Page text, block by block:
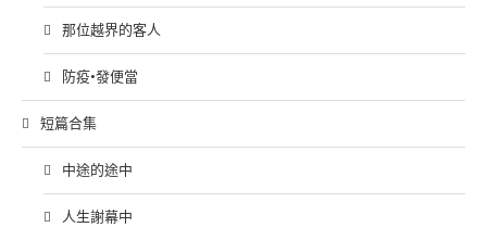
那位越界的客人
防疫•發便當
短篇合集
中途的途中
人生謝幕中